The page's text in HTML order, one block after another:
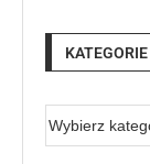
KATEGORIE